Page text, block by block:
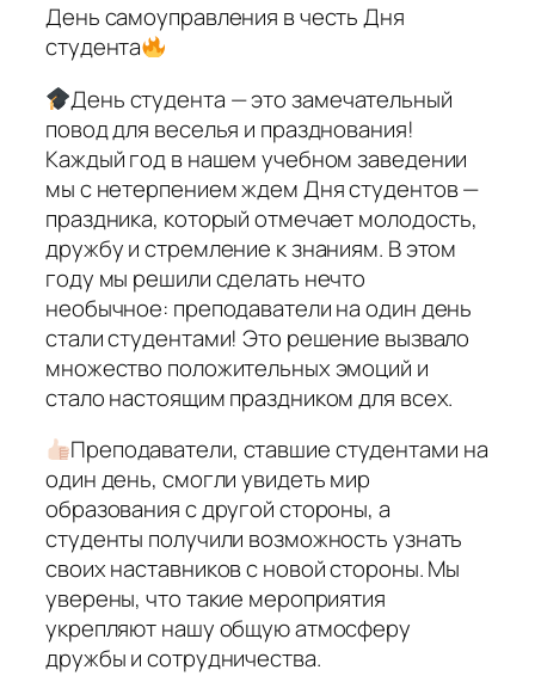
День самоуправления в честь Дня
студента
День студента — это замечательный
повод для веселья и празднования!
Каждый год в нашем учебном заведении
мы с нетерпением ждем Дня студентов —
праздника, который отмечает молодость,
дружбу и стремление к знаниям. В этом
году мы решили сделать нечто
необычное: преподаватели на один день
стали студентами! Это решение вызвало
множество положительных эмоций и
стало настоящим праздником для всех.
Преподаватели, ставшие студентами на
один день, смогли увидеть мир
образования с другой стороны, а
студенты получили возможность узнать
своих наставников с новой стороны. Мы
уверены, что такие мероприятия
укрепляют нашу общую атмосферу
дружбы и сотрудничества.